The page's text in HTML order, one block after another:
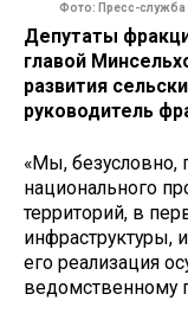
Фото: Пресс-служба
Депутаты
главой
развития
руководитель
«Мы, безусловно,
национального
территорий, в
инфраструктуры,
его реализация
ведомственному